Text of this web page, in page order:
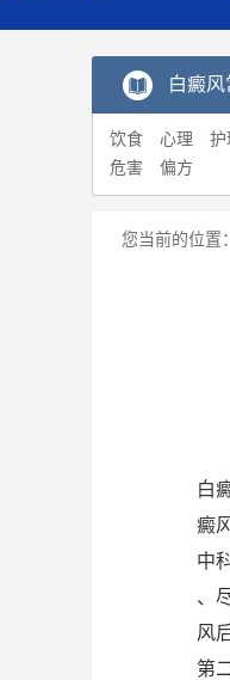
白癜风
饮食 心理 护
危害
偏方
您当前的位置：
白
癜
中
、
风
第